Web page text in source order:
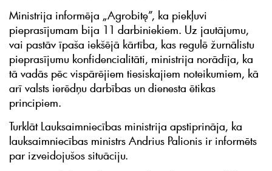
Ministrija informēja „Agrobitę”, ka piekļuvi
pieprasījumam bija 11 darbiniekiem. Uz jautājumu,
vai pastāv īpaša iekšējā kārtība, kas regulē žurnālistu
pieprasījumu konfidencialitāti, ministrija norādīja, ka
tā vadās pēc vispārējiem tiesiskajiem noteikumiem, kā
arī valsts ierēdņu darbības un dienesta ētikas
principiem.
Turklāt Lauksaimniecības ministrija apstiprināja, ka
lauksaimniecības ministrs Andrius Palionis ir informēts
par izveidojušos situāciju.